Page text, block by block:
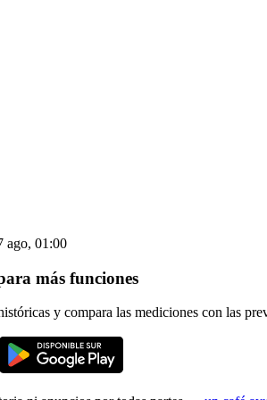
ago, 01:00
más funciones
y compara las mediciones con las